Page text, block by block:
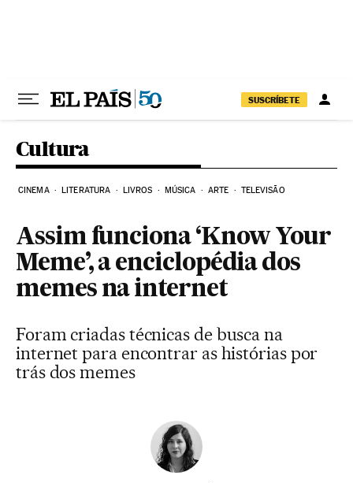
SUSCRÍBETE
Cultura
CINEMA LITERATURA LIVROS MÚSICA ARTE TELEVISÃO
Assim funciona ‘Know Your
Meme’, a enciclopédia dos
memes na internet
Foram criadas técnicas de busca na
internet para encontrar as histórias por
trás dos memes